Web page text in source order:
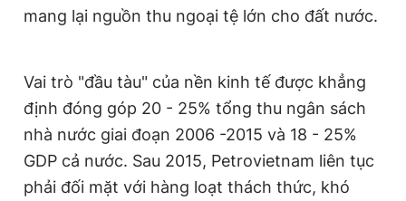
mang lại nguồn thu ngoại tệ lớn cho đất nước.
Vai trò "đầu tàu" của nền kinh tế được khẳng
định đóng góp 20 - 25% tổng thu ngân sách
nhà nước giai đoạn 2006 -2015 và 18 - 25%
GDP cả nước. Sau 2015, Petrovietnam liên tục
phải đối mặt với hàng loạt thách thức, khó